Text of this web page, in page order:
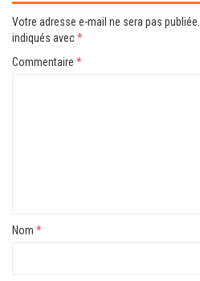
Votre adresse e-mail ne sera pas publiée.
indiqués avec*
Commentaire *
Nom *